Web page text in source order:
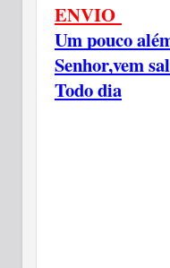
ENVIO
Um pouco
Senhor,vem
Todo dia